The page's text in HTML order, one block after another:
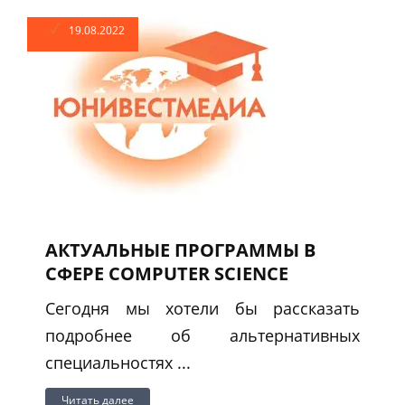
19.08.2022
АКТУАЛЬНЫЕ ПРОГРАММЫ В
СФЕРЕ COMPUTER SCIENCE
Сегодня мы хотели бы рассказать
подробнее об альтернативных
специальностях ...
Читать далее